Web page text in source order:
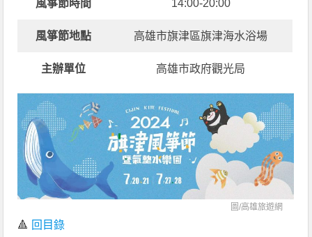
風箏節時間 14:00-20:00
風箏節地點 高雄市旗津區旗津海水浴場
主辦單位 高雄市政府觀光局
圖/高雄旅遊網
🔺 回目錄